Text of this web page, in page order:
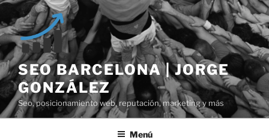
Saltar
al
contenido
SEO BARCELONA | JORGE
GONZÁLEZ
Seo, posicionamiento web, reputación, marketing y más
Menú